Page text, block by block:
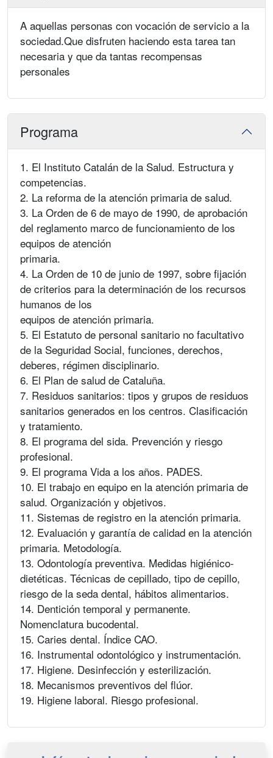
A aquellas personas con vocación de servicio a la
sociedad.Que disfruten haciendo esta tarea tan
necesaria y que da tantas recompensas
personales
Programa
1. El Instituto Catalán de la Salud. Estructura y
competencias.
2. La reforma de la atención primaria de salud.
3. La Orden de 6 de mayo de 1990, de aprobación
del reglamento marco de funcionamiento de los
equipos de atención
primaria.
4. La Orden de 10 de junio de 1997, sobre fijación
de criterios para la determinación de los recursos
humanos de los
equipos de atención primaria.
5. El Estatuto de personal sanitario no facultativo
de la Seguridad Social, funciones, derechos,
deberes, régimen disciplinario.
6. El Plan de salud de Cataluña.
7. Residuos sanitarios: tipos y grupos de residuos
sanitarios generados en los centros. Clasificación
y tratamiento.
8. El programa del sida. Prevención y riesgo
profesional.
9. El programa Vida a los años. PADES.
10. El trabajo en equipo en la atención primaria de
salud. Organización y objetivos.
11. Sistemas de registro en la atención primaria.
12. Evaluación y garantía de calidad en la atención
primaria. Metodología.
13. Odontología preventiva. Medidas higiénico-
dietéticas. Técnicas de cepillado, tipo de cepillo,
riesgo de la seda dental, hábitos alimentarios.
14. Dentición temporal y permanente.
Nomenclatura bucodental.
15. Caries dental. Índice CAO.
16. Instrumental odontológico y instrumentación.
17. Higiene. Desinfección y esterilización.
18. Mecanismos preventivos del flúor.
19. Higiene laboral. Riesgo profesional.